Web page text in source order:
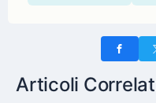
Articoli